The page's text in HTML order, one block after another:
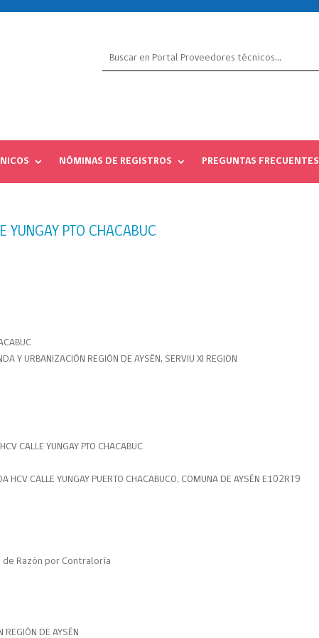
NÓMINAS DE REGISTROS PREGUNTAS FRECUENTES
YUNGAY PTO CHACABUC
Y URBANIZACIÓN REGIÓN DE AYSÉN, SERVIU XI REGION
CALLE YUNGAY PTO CHACABUC
HCV CALLE YUNGAY PUERTO CHACABUCO, COMUNA DE AYSÉN E102RT9
de Razón por Contraloría
REGIÓN DE AYSÉN